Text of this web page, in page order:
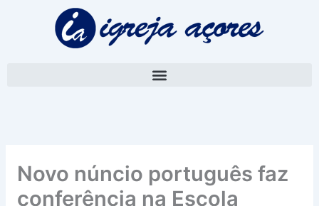
Novo núncio português faz
conferência na Escola